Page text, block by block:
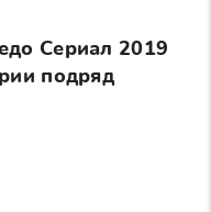
Сериал 2019
подряд